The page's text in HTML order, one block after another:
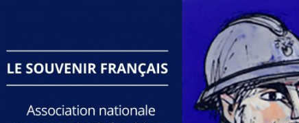
contenu